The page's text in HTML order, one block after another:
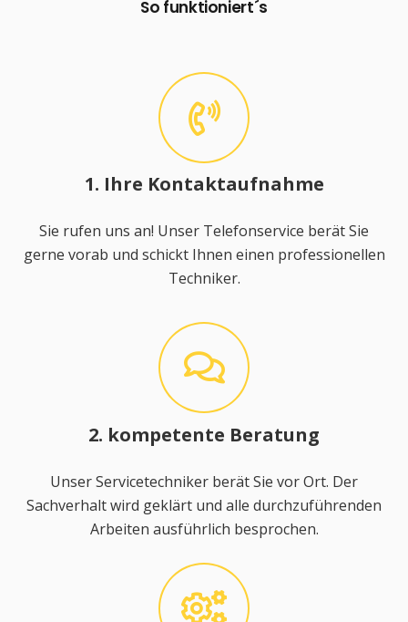
So funktioniert´s
1. Ihre Kontaktaufnahme
Sie rufen uns an! Unser Telefonservice berät Sie
gerne vorab und schickt Ihnen einen professionellen
Techniker.
2. kompetente Beratung
Unser Servicetechniker berät Sie vor Ort. Der
Sachverhalt wird geklärt und alle durchzuführenden
Arbeiten ausführlich besprochen.